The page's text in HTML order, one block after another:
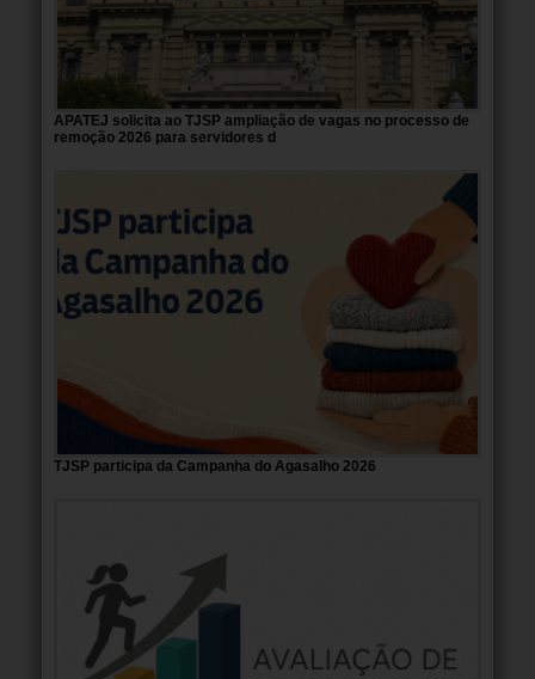
APATEJ solicita ao TJSP ampliação de vagas no processo de
remoção 2026 para servidores d
TJSP participa da Campanha do Agasalho 2026